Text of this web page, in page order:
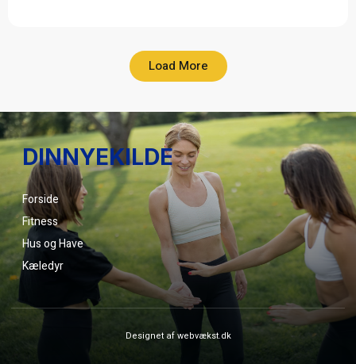
Load More
DINNYEKILDE
Forside
Fitness
Hus og Have
Kæledyr
Designet af webvækst.dk